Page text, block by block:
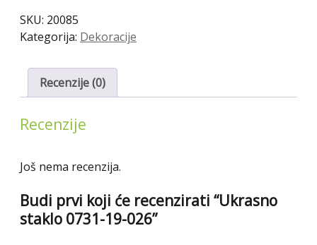
026
količina
SKU: 20085
Kategorija: Dekoracije
Recenzije (0)
Recenzije
Još nema recenzija.
Budi prvi koji će recenzirati “Ukrasno
staklo 0731-19-026”